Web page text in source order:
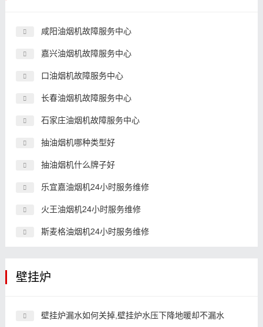
咸阳油烟机故障服务中心
嘉兴油烟机故障服务中心
口油烟机故障服务中心
长春油烟机故障服务中心
石家庄油烟机故障服务中心
抽油烟机哪种类型好
抽油烟机什么牌子好
乐宜嘉油烟机24小时服务维修
火王油烟机24小时服务维修
斯麦格油烟机24小时服务维修
壁挂炉
壁挂炉漏水如何关掉,壁挂炉水压下降地暖却不漏水